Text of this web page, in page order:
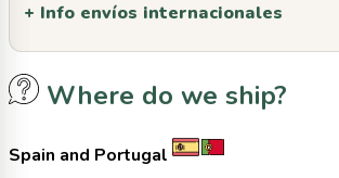
+ Info envíos internacionales
Where do we ship?
Spain and Portugal